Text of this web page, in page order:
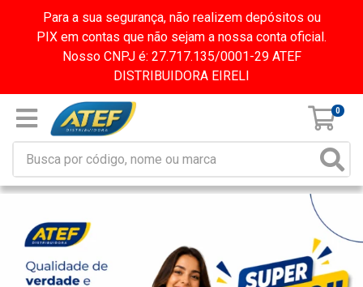
Para a sua segurança, não realizem depósitos ou
PIX em contas que não sejam a nossa conta oficial.
Nosso CNPJ é: 27.717.135/0001-29 ATEF
DISTRIBUIDORA EIRELI
0